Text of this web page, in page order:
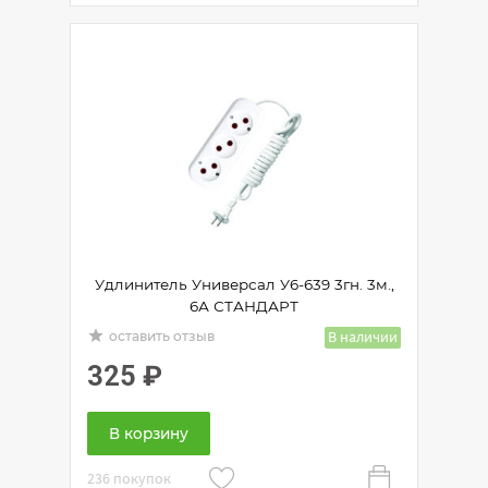
Удлинитель Универсал У6-639 3гн. 3м.,
6А СТАНДАРТ
grade оставить отзыв В наличии
325 ₽
В корзину
236 покупок